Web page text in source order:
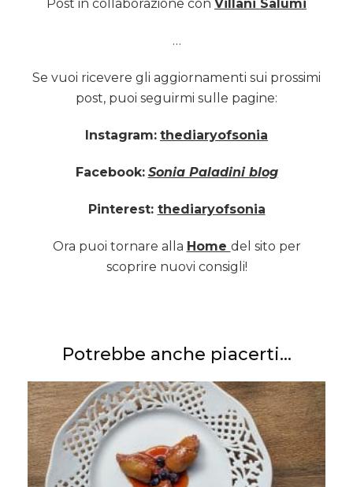
Post in collaborazione con Villani Salumi
…
Se vuoi ricevere gli aggiornamenti sui prossimi
post, puoi seguirmi sulle pagine:
Instagram: thediaryofsonia
Facebook: Sonia Paladini blog
Pinterest: thediaryofsonia
Ora puoi tornare alla Home del sito per
scoprire nuovi consigli!
Potrebbe anche piacerti...